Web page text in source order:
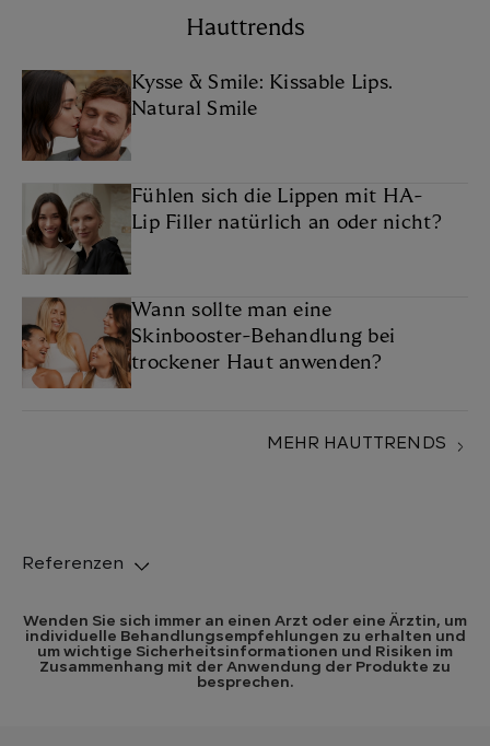
Hauttrends
Kysse & Smile: Kissable Lips.
Natural Smile
Fühlen sich die Lippen mit HA-
Lip Filler natürlich an oder nicht?
Wann sollte man eine
Skinbooster-Behandlung bei
trockener Haut anwenden?
MEHR HAUTTRENDS
Referenzen
Wenden Sie sich immer an einen Arzt oder eine Ärztin, um
individuelle Behandlungsempfehlungen zu erhalten und
um wichtige Sicherheitsinformationen und Risiken im
Zusammenhang mit der Anwendung der Produkte zu
besprechen.